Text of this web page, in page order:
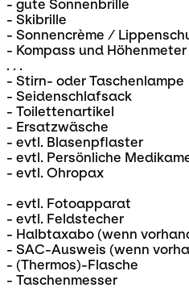
- gute Sonnenbrille
- Skibrille
- Sonnencrème /
- Kompass und
. . .
- Stirn- oder Taschenlampe
- Seidenschlafsack
- Toilettenartikel
- Ersatzwäsche
- evtl. Blasenpflaster
- evtl. Persönliche
- evtl. Ohropax
- evtl. Fotoapparat
- evtl. Feldstecher
- Halbtaxabo (wenn
- SAC-Ausweis (wenn
- (Thermos)-Flasche
- Taschenmesser